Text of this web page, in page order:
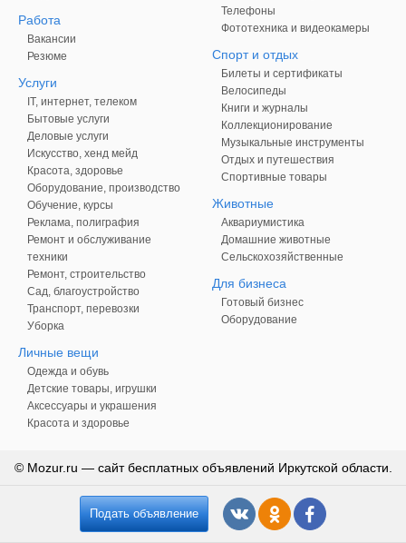
Работа
Вакансии
Резюме
Услуги
IT, интернет, телеком
Бытовые услуги
Деловые услуги
Искусство, хенд мейд
Красота, здоровье
Оборудование, производство
Обучение, курсы
Реклама, полиграфия
Ремонт и обслуживание
техники
Ремонт, строительство
Сад, благоустройство
Транспорт, перевозки
Уборка
Личные вещи
Одежда и обувь
Детские товары, игрушки
Аксессуары и украшения
Красота и здоровье
Телефоны
Фототехника и видеокамеры
Спорт и отдых
Билеты и сертификаты
Велосипеды
Книги и журналы
Коллекционирование
Музыкальные инструменты
Отдых и путешествия
Спортивные товары
Животные
Аквариумистика
Домашние животные
Сельскохозяйственные
Для бизнеса
Готовый бизнес
Оборудование
© Mozur.ru — сайт бесплатных объявлений Иркутской области.
Подать объявление